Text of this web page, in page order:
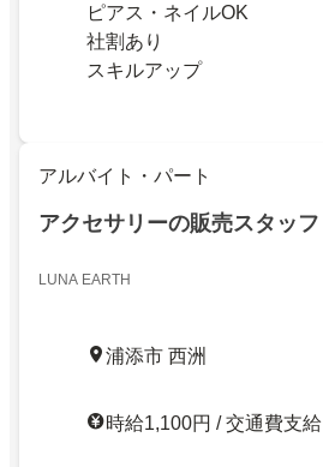
ピアス・ネイルOK
社割あり
スキルアップ
アルバイト・パート
アクセサリーの販売スタッフ
LUNA EARTH
浦添市 西洲
時給1,100円 / 交通費支給